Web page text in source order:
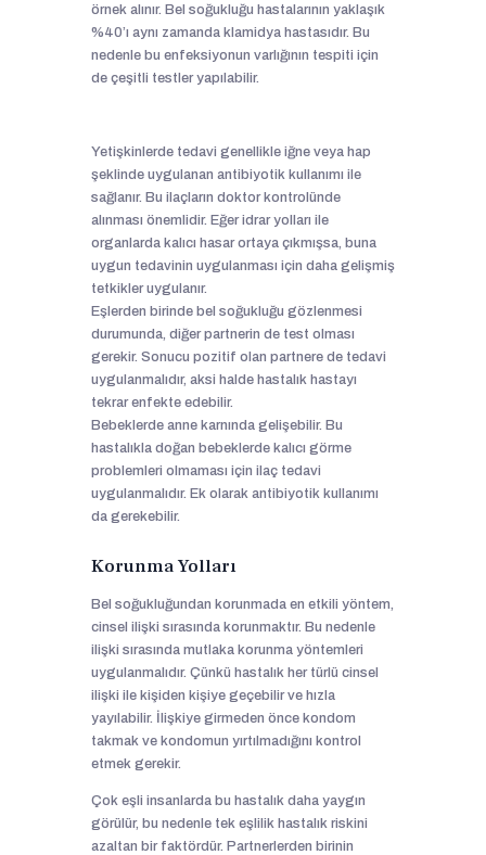
örnek alınır. Bel soğukluğu hastalarının yaklaşık
%40’ı aynı zamanda klamidya hastasıdır. Bu
nedenle bu enfeksiyonun varlığının tespiti için
de çeşitli testler yapılabilir.
Yetişkinlerde tedavi genellikle iğne veya hap
şeklinde uygulanan antibiyotik kullanımı ile
sağlanır. Bu ilaçların doktor kontrolünde
alınması önemlidir. Eğer idrar yolları ile
organlarda kalıcı hasar ortaya çıkmışsa, buna
uygun tedavinin uygulanması için daha gelişmiş
tetkikler uygulanır.
Eşlerden birinde bel soğukluğu gözlenmesi
durumunda, diğer partnerin de test olması
gerekir. Sonucu pozitif olan partnere de tedavi
uygulanmalıdır, aksi halde hastalık hastayı
tekrar enfekte edebilir.
Bebeklerde anne karnında gelişebilir. Bu
hastalıkla doğan bebeklerde kalıcı görme
problemleri olmaması için ilaç tedavi
uygulanmalıdır. Ek olarak antibiyotik kullanımı
da gerekebilir.
Korunma Yolları
Bel soğukluğundan korunmada en etkili yöntem,
cinsel ilişki sırasında korunmaktır. Bu nedenle
ilişki sırasında mutlaka korunma yöntemleri
uygulanmalıdır. Çünkü hastalık her türlü cinsel
ilişki ile kişiden kişiye geçebilir ve hızla
yayılabilir. İlişkiye girmeden önce kondom
takmak ve kondomun yırtılmadığını kontrol
etmek gerekir.
Çok eşli insanlarda bu hastalık daha yaygın
görülür, bu nedenle tek eşlilik hastalık riskini
azaltan bir faktördür. Partnerlerden birinin